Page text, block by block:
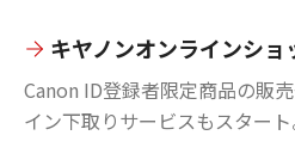
キヤノンオンラインショ
Canon ID登録者限定商品の販
イン下取りサービスもスタート